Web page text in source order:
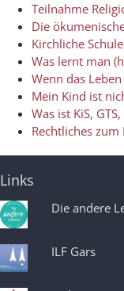
Teilnahme
Die
Kirchliche
Was lernt man
Wenn das
Mein Kind ist
Was ist KiS,
Rechtliches
Links
Die andere
ILF Gars